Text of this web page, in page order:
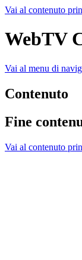
Vai al contenuto
WebTV
Vai al menu di
Contenuto
Fine
Vai al contenuto